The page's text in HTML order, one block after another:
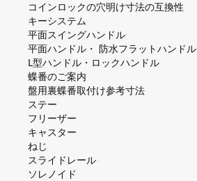
コインロックの⽳明け⼨法の互換性
キーシステム
平⾯スイングハンドル
平⾯ハンドル・ 防⽔フラットハンドル
L型ハンドル・ロックハンドル
蝶番のご案内
盤⽤裏蝶番取付け参考⼨法
ステー
フリーザー
キャスター
ねじ
スライドレール
ソレノイド